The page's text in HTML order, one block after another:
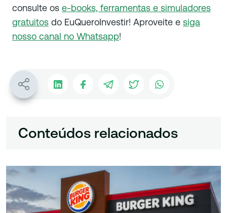
consulte os e-books, ferramentas e simuladores
gratuitos do EuQueroInvestir! Aproveite e siga
nosso canal no Whatsapp!
Conteúdos relacionados